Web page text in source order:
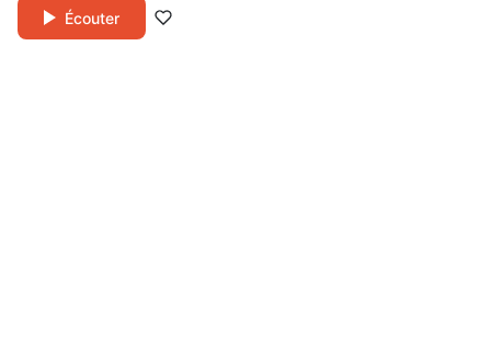
Écouter